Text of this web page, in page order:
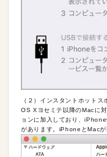
（２）インスタントホット
OS Xヨセミテ以降のMacに
ョンに加入しており、
があります。iPhoneとMacが